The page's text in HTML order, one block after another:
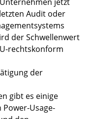
Audit oder
der Schwellenwert
rechtskonform
der
gibt es einige
Usage-